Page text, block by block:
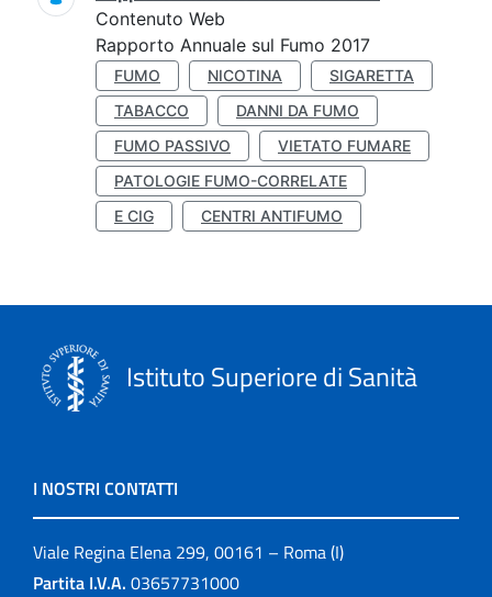
Contenuto Web
Rapporto Annuale sul Fumo 2017
FUMO NICOTINA
SIGARETTA
TABACCO
DANNI DA FUMO
FUMO PASSIVO
VIETATO FUMARE
PATOLOGIE FUMO-CORRELATE
E CIG
CENTRI ANTIFUMO
Istituto Superiore di Sanità
I NOSTRI CONTATTI
Viale Regina Elena 299, 00161 – Roma (I)
Partita I.V.A. 03657731000